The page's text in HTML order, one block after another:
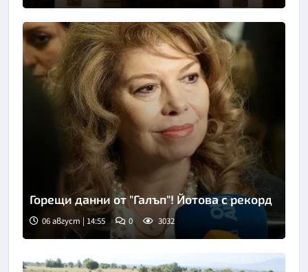
Снимка: БГНЕС
Горещи данни от "Галъп"! Йотова с рекорд
06 август | 14:55 0 3032